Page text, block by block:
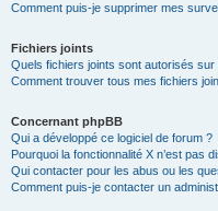
Comment puis-je supprimer mes
Fichiers joints
Quels fichiers joints sont autorisés sur
Comment trouver tous mes fichiers
Concernant phpBB
Qui a développé ce logiciel de forum ?
Pourquoi la fonctionnalité X n’est pas
Qui contacter pour les abus ou les
Comment puis-je contacter un